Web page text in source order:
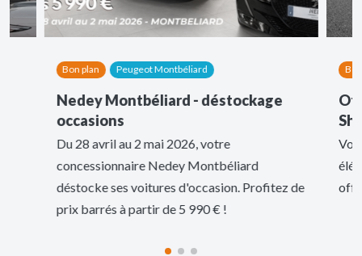
Bon plan Peugeot Montbéliard
Nedey Montbéliard - déstockage
occasions
Du 28 avril au 2 mai 2026, votre
concessionnaire Nedey Montbéliard
déstocke ses voitures d'occasion. Profitez de
prix barrés à partir de 5 990 € !